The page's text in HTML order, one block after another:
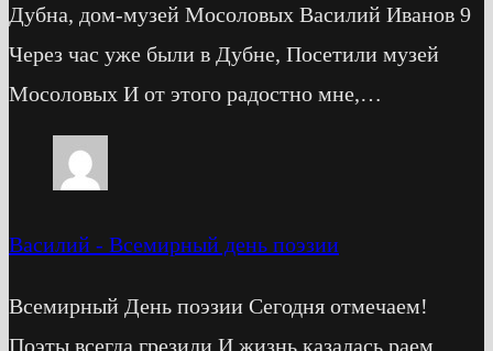
Дубна, дом-музей Мосоловых Василий Иванов 9
Через час уже были в Дубне, Посетили музей
Мосоловых И от этого радостно мне,…
Василий - Всемирный день поэзии
Всемирный День поэзии Сегодня отмечаем!
Поэты всегда грезили И жизнь казалась раем.